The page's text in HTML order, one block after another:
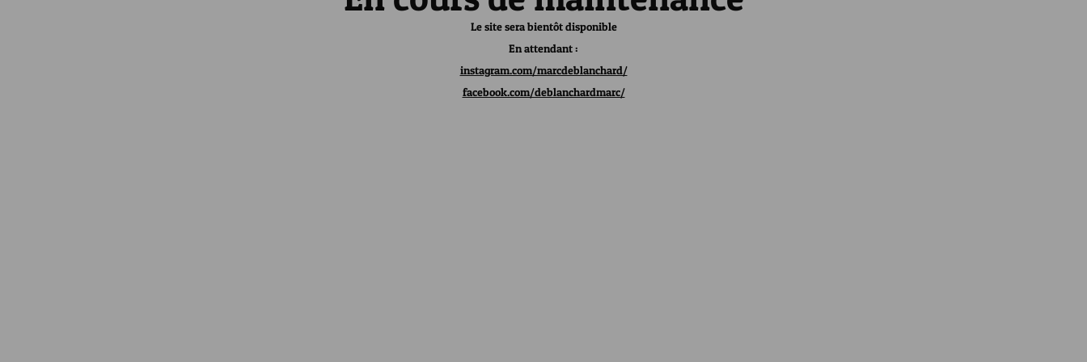
Le site sera bientôt disponible
En attendant :
instagram.com/marcdeblanchard/
facebook.com/deblanchardmarc/